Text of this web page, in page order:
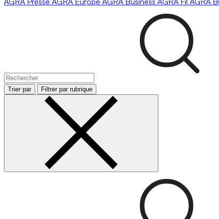
Trier par Filtrer par rubrique